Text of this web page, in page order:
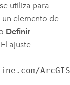
utiliza para
un elemento de
Definir
ajuste